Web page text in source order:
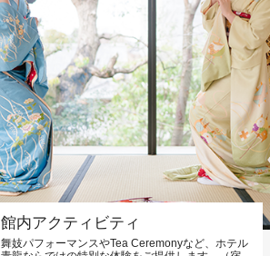
館内アクティビティ
舞妓パフォーマンスやTea Ceremonyなど、ホテル